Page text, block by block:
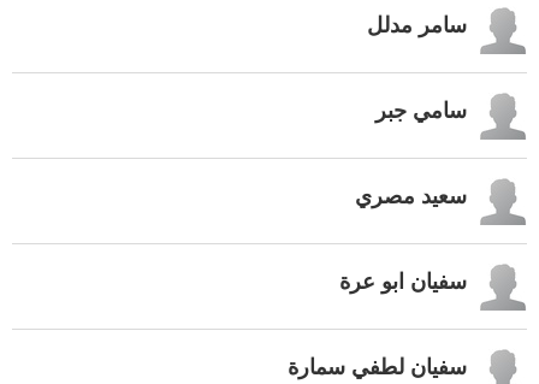
سامر مدلل
سامي جبر
سعيد مصري
سفيان ابو عرة
سفيان لطفي سمارة